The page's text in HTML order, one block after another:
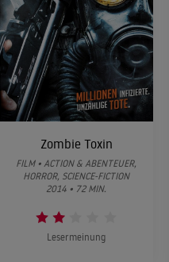
Zombie Toxin
FILM • ACTION & ABENTEUER,
HORROR, SCIENCE-FICTION
2014 • 72 MIN.
Lesermeinung